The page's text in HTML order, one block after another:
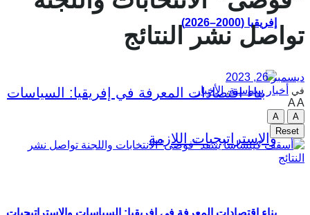
إفريقيا (2000–2026)
بناء اقتصادات المعرفة في إفريقيا: السياسات والإستراتيجيات
تواصل نشر النتائج
ديسمبر 26, 2023
في أخبار سياسية,الأخبار
AA
A
A
Reset